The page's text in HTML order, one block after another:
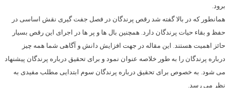
برود.
همانطور که در بالا گفته شد رقص پرندگان در فصل جفت گیری نقش اساسی در
حفظ و بقاء حیات پرندگان دارد. همچنین بال ها و پر ها در اجرای این رقص بسیار
حائز اهمیت هستند. این مقاله در جهت افزایش دانش و آگاهی شما همه چیز
درباره پرندگان را به طور خلاصه عنوان نمود و برای تحقیق درباره پرندگان پیشنهاد
می شود. به خصوص برای تحقیق درباره پرندگان سوم ابتدایی مطلب مفیدی به
نظر می رسد.